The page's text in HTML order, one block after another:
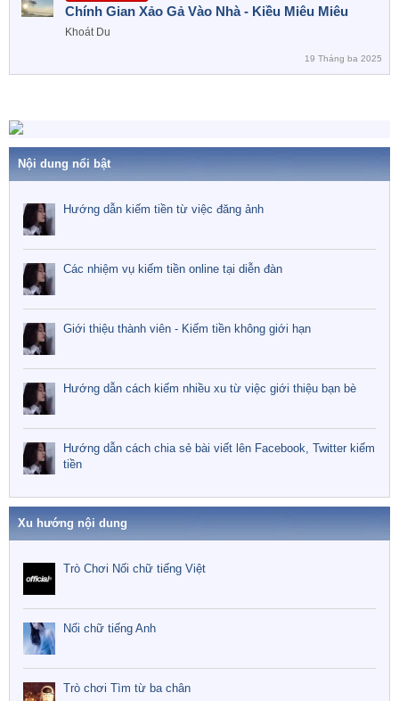
Chính Gian Xảo Gả Vào Nhà - Kiều Miêu Miêu
Khoát Du
19 Tháng ba 2025
Nội dung nổi bật
Hướng dẫn kiếm tiền từ việc đăng ảnh
Các nhiệm vụ kiếm tiền online tại diễn đàn
Giới thiệu thành viên - Kiếm tiền không giới hạn
Hướng dẫn cách kiếm nhiều xu từ việc giới thiệu bạn bè
Hướng dẫn cách chia sẻ bài viết lên Facebook, Twitter kiếm
tiền
Xu hướng nội dung
Trò Chơi Nối chữ tiếng Việt
Nối chữ tiếng Anh
Trò chơi Tìm từ ba chân